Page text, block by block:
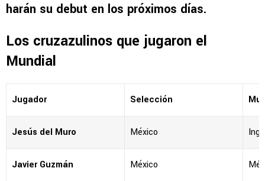
harán su debut en los próximos días.
Los cruzazulinos que jugaron el
Mundial
Jugador Selección
Jesús del Muro México
Javier Guzmán México